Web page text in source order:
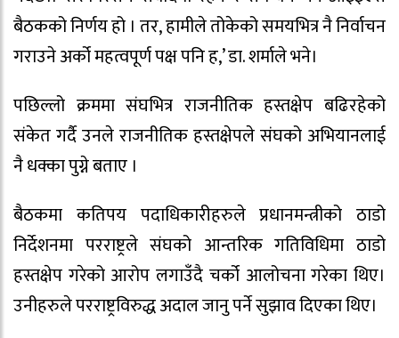
बैठकको निर्णय हो । तर, हामीले तोकेको समयभित्र नै निर्वाचन
गराउने अर्को महत्वपूर्ण पक्ष पनि ह,’ डा. शर्माले भने।
पछिल्लो क्रममा संघभित्र राजनीतिक हस्तक्षेप बढिरहेको
संकेत गर्दै उनले राजनीतिक हस्तक्षेपले संघको अभियानलाई
नै धक्का पुग्ने बताए ।
बैठकमा कतिपय पदाधिकारीहरुले प्रधानमन्त्रीको ठाडो
निर्देशनमा परराष्ट्रले संघको आन्तरिक गतिविधिमा ठाडो
हस्तक्षेप गरेको आरोप लगाउँदै चर्को आलोचना गरेका थिए।
उनीहरुले परराष्ट्रविरुद्ध अदाल जानु पर्ने सुझाव दिएका थिए।